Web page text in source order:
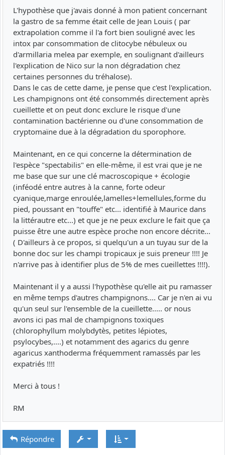
L'hypothèse que j'avais donné à mon patient concernant
la gastro de sa femme était celle de Jean Louis ( par
extrapolation comme il l'a fort bien souligné avec les
intox par consommation de clitocybe nébuleux ou
d'armillaria melea par exemple, en soulignant d'ailleurs
l'explication de Nico sur la non dégradation chez
certaines personnes du tréhalose).
Dans le cas de cette dame, je pense que c'est l'explication.
Les champignons ont été consommés directement après
cueillette et on peut donc exclure le risque d'une
contamination bactérienne ou d'une consommation de
cryptomaïne due à la dégradation du sporophore.
Maintenant, en ce qui concerne la détermination de
l'espèce "spectabilis" en elle-même, il est vrai que je ne
me base que sur une clé macroscopique + écologie
(inféodé entre autres à la canne, forte odeur
cyanique,marge enroulée,lamelles+lemellules,forme du
pied, poussant en "touffe" etc... identifié à Maurice dans
la littérautre etc...) et que je ne peux exclure le fait que ça
puisse être une autre espèce proche non encore décrite...
( D'ailleurs à ce propos, si quelqu'un a un tuyau sur de la
bonne doc sur les champi tropicaux je suis preneur !!!! Je
n'arrive pas à identifier plus de 5% de mes cueillettes !!!!).
Maintenant il y a aussi l'hypothèse qu'elle ait pu ramasser
en même temps d'autres champignons.... Car je n'en ai vu
qu'un seul sur l'ensemble de la cueillette..... or nous
avons ici pas mal de champignons toxiques
(chlorophyllum molybdytès, petites lépiotes,
psylocybes,....) et notamment des agarics du genre
agaricus xanthoderma fréquemment ramassés par les
expatriés !!!!
Merci à tous !
RM
Répondre